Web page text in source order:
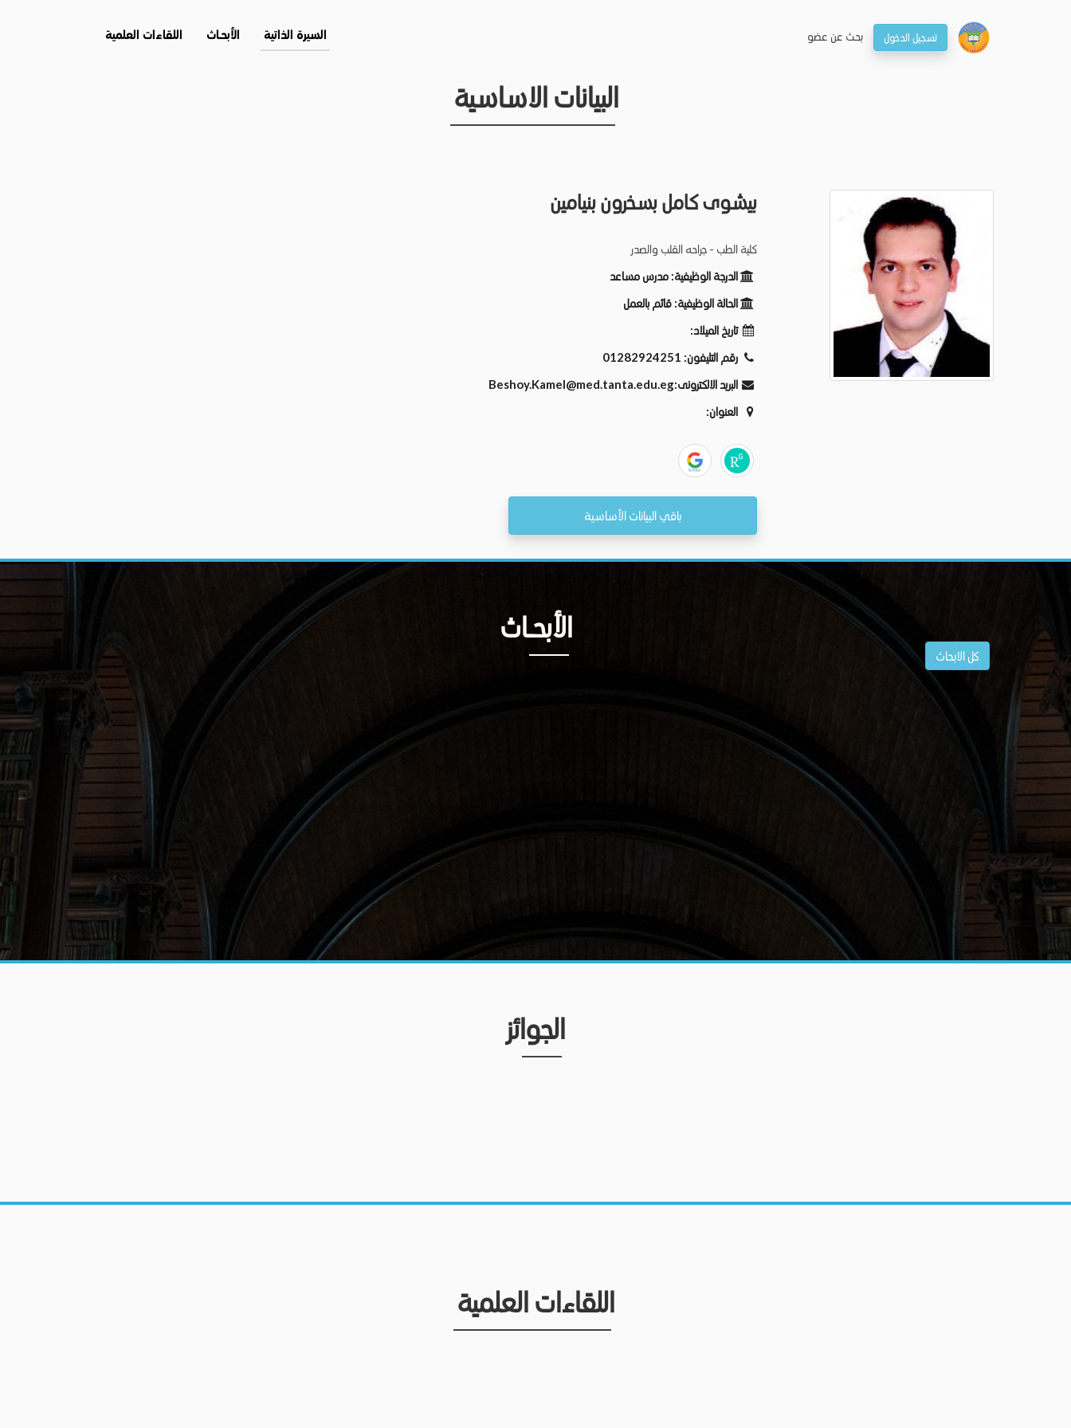
تسجيل الدخول بحـث عن عضو السيرة الذاتية الأبحــاث اللقاءات العلمية
البيانات الاساسية
بيشوى كامل بسخرون بنيامين
كلية الطب - جراحه القلب والصدر
الدرجة الوظيفية:مدرس مساعد
الحالة الوظيفية:قائم بالعمل
تاريخ الميلاد:
رقم التليفون: 01282924251
البريد الالكترونى:Beshoy.Kamel@med.tanta.edu.eg
العنوان:
باقي البيانات الأساسية
الأبحــاث
كل الابحاث
الجوائز
اللقاءات العلمية